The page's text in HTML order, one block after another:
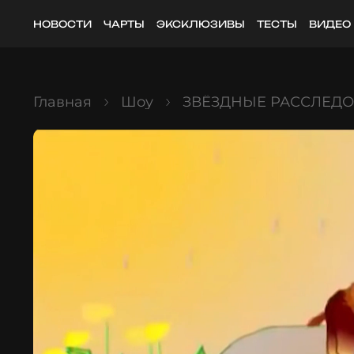
НОВОСТИ ЧАРТЫ ЭКСКЛЮЗИВЫ ТЕСТЫ ВИДЕО
Главная Шоу ЗВЁЗДНЫЕ